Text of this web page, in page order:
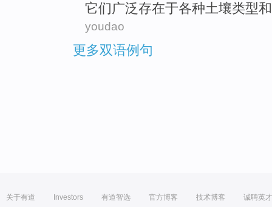
它们广泛存在于各种土壤类型和
youdao
更多双语例句
关于有道 Investors 有道智选 官方博客 技术博客 诚聘英才